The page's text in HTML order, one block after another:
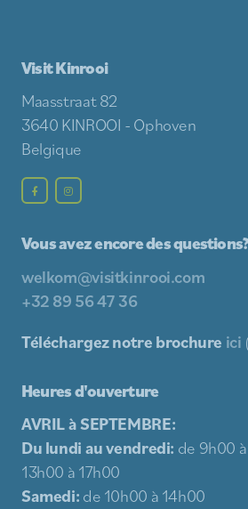
Visit Kinrooi
Maasstraat 82
3640 KINROOI - Ophoven
Belgique
Vous avez encore des
welkom@visitkinrooi.com
+32 89 56 47 36
Téléchargez notre brochure ici
Heures d'ouverture
AVRIL à SEPTEMBRE:
Du lundi au vendredi: de 9h00
13h00 à 17h00
Samedi: de 10h00 à 14h00